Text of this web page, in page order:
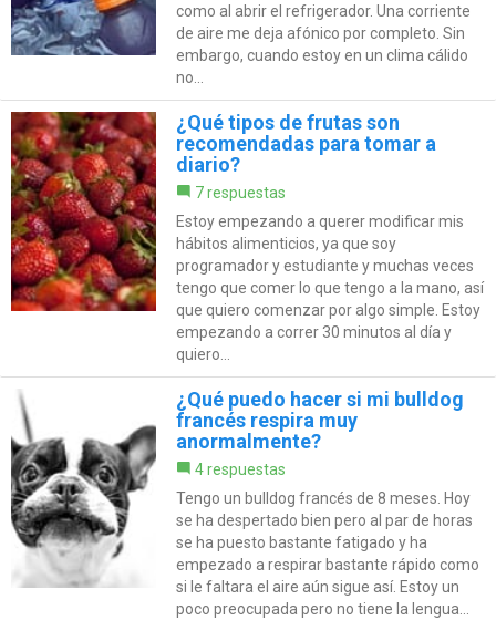
como al abrir el refrigerador. Una corriente
de aire me deja afónico por completo. Sin
embargo, cuando estoy en un clima cálido
no...
¿Qué tipos de frutas son
recomendadas para tomar a
diario?
7 respuestas
Estoy empezando a querer modificar mis
hábitos alimenticios, ya que soy
programador y estudiante y muchas veces
tengo que comer lo que tengo a la mano, así
que quiero comenzar por algo simple. Estoy
empezando a correr 30 minutos al día y
quiero...
¿Qué puedo hacer si mi bulldog
francés respira muy
anormalmente?
4 respuestas
Tengo un bulldog francés de 8 meses. Hoy
se ha despertado bien pero al par de horas
se ha puesto bastante fatigado y ha
empezado a respirar bastante rápido como
si le faltara el aire aún sigue así. Estoy un
poco preocupada pero no tiene la lengua...